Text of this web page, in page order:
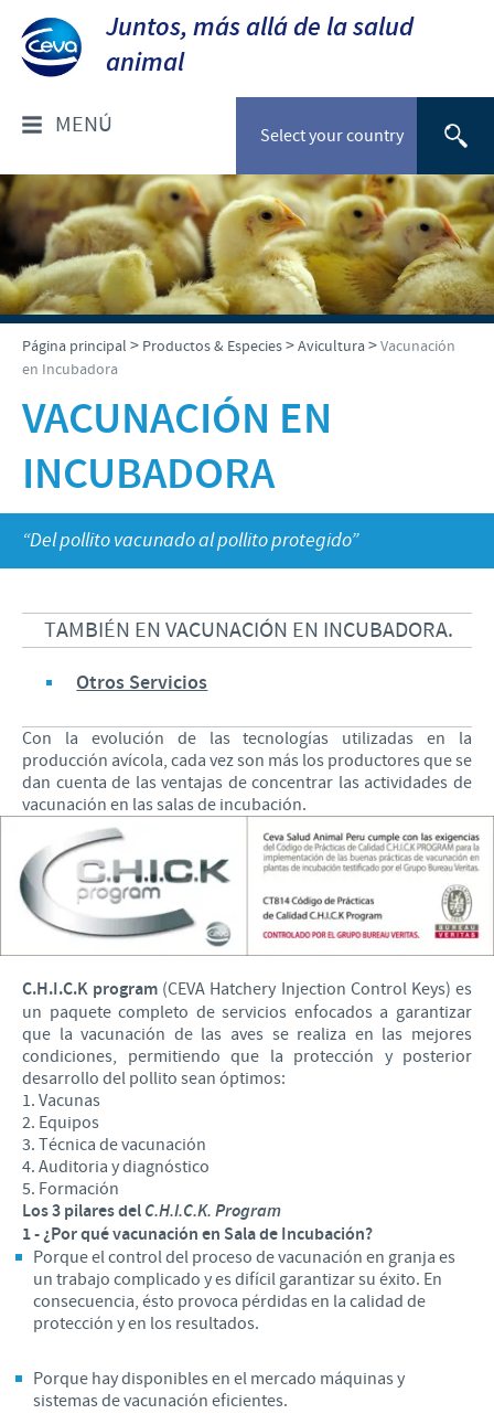
Juntos, más allá de la salud
animal
Select your country
MENÚ
¿QUIÉNES SOMOS?
Perfil de la Compañia
Ceva Perú
Producción
Investigación y Desarrollo
Nuestros Valores
Presencia Global
PRODUCTOS & ESPECIES
Listado de productos
Avicultura
Porcicultura
Animales de Compañía
NOTICIAS & EVENTOS
RESPONSABILIDAD
Nuestro Rol
Programas de Ayuda
Contribuciones
Alianzas Científicas y Comerciales
CONTÁCTENOS
Formulario de Contacto
REPORTE DE EVENTOS ADVERSOS
Página principal > Productos & Especies>Avicultura>Vacunación
en Incubadora
VACUNACIÓN EN
INCUBADORA
“Del pollito vacunado al pollito protegido”
TAMBIÉN EN VACUNACIÓN EN INCUBADORA.
Otros Servicios
Con la evolución de las tecnologías utilizadas en la
producción avícola, cada vez son más los productores que se
dan cuenta de las ventajas de concentrar las actividades de
vacunación en las salas de incubación.
C.H.I.C.K program (CEVA Hatchery Injection Control Keys) es
un paquete completo de servicios enfocados a garantizar
que la vacunación de las aves se realiza en las mejores
condiciones, permitiendo que la protección y posterior
desarrollo del pollito sean óptimos:
1. Vacunas
2. Equipos
3. Técnica de vacunación
4. Auditoria y diagnóstico
5. Formación
Los 3 pilares delC.H.I.C.K. Program
1 - ¿Por qué vacunación en Sala de Incubación?
Porque el control del proceso de vacunación en granja es
un trabajo complicado y es difícil garantizar su éxito. En
consecuencia, ésto provoca pérdidas en la calidad de
protección y en los resultados.
Porque hay disponibles en el mercado máquinas y
sistemas de vacunación eficientes.